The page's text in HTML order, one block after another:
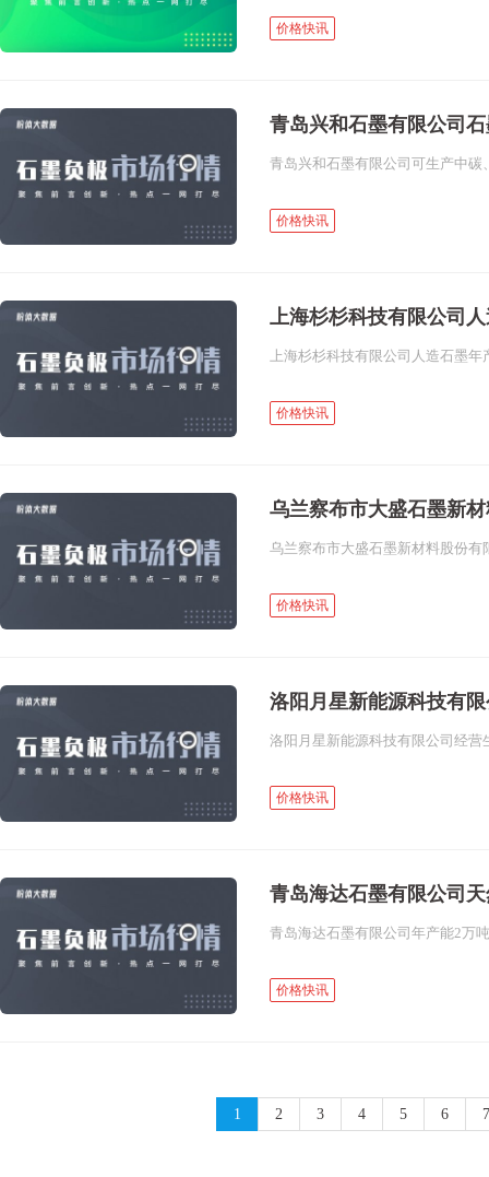
价格快讯
青岛兴和石墨有限公司
价格快讯
上海杉杉科技有限公司
价格快讯
乌兰察布市大盛石墨新
价格快讯
洛阳月星新能源科技有
价格快讯
青岛海达石墨有限公司
价格快讯
1 2 3 4 5 6 7